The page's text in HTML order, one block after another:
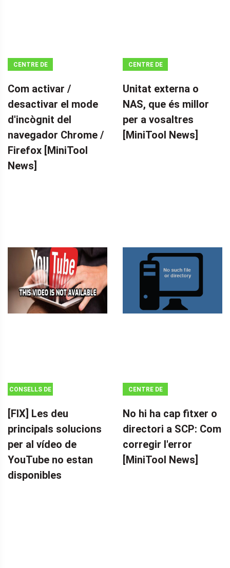
CENTRE DE
MINITOOL
Com activar /
desactivar el mode
d'incògnit del
navegador Chrome /
Firefox [MiniTool
News]
CENTRE DE
MINITOOL
Unitat externa o
NAS, que és millor
per a vosaltres
[MiniTool News]
CONSELLS DE
[FIX] Les deu
principals solucions
per al vídeo de
YouTube no estan
disponibles
CENTRE DE
MINITOOL
No hi ha cap fitxer o
directori a SCP: Com
corregir l'error
[MiniTool News]